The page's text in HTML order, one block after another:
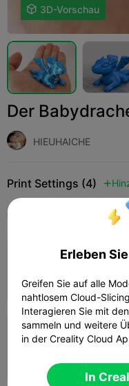
 3D-Vorschau
Der
HIEUHAICHE
Print Settings (4) 
K2 Plus
0.2mm

0.2mm
Erleben
Greifen Sie auf alle
nahtlosem Cloud-
Interagieren Sie mit
sammeln und weitere
in der Creality Cloud
In